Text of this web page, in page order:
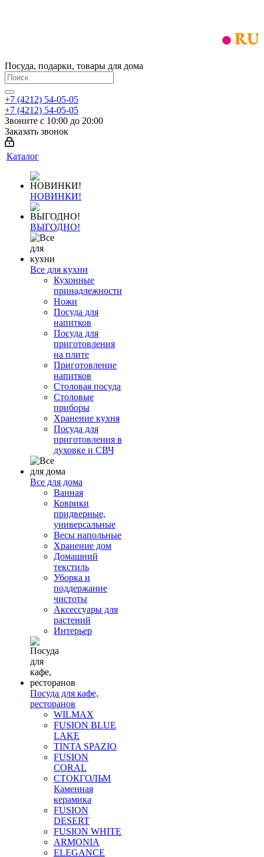
Посуда, подарки, товары для дома
+7 (4212) 54-05-05
+7 (4212) 54-05-05
Звоните с 10:00 до 20:00
Заказать звонок
Каталог
НОВИНКИ!
ВЫГОДНО!
Все для кухни
Кухонные
принадлежности
Ножи
Посуда для
напитков
Посуда для
приготовления
на плите
Приготовление
напитков
Столовая посуда
Столовые
приборы
Хранение кухня
Посуда для
приготовления в
духовке и СВЧ
Все для дома
Ванная
Коврики
придверные,
универсальные
Весы напольные
Хранение дом
Домашний
текстиль
Уборка и
поддержание
чистоты
Аксессуары для
растений
Интерьер
Посуда для кафе,
ресторанов
WILMAX
FUSION BLUE
LAKE
TINTA SPAZIO
FUSION
CORAL
СТОКГОЛЬМ
Каменная
керамика
FUSION
DESERT
FUSION WHITE
ARMONIA
ELEGANCE